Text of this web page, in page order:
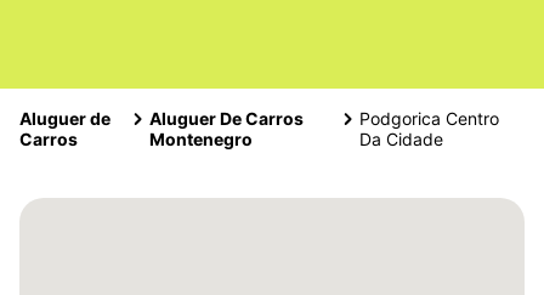
Aluguer de
Carros
Aluguer De Carros
Montenegro
Podgorica Centro
Da Cidade